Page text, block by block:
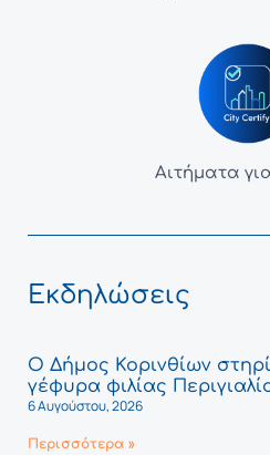
Αιτήματα
Εκδηλώσεις
Ο Δήμος Κορινθίων
γέφυρα φιλίας
6 Αυγούστου, 2026
Περισσότερα »